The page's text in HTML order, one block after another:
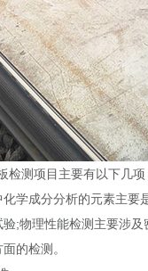
检测项目主要有以下几项
学成分分析的元素主
;物理性能检测主要涉
的检测。